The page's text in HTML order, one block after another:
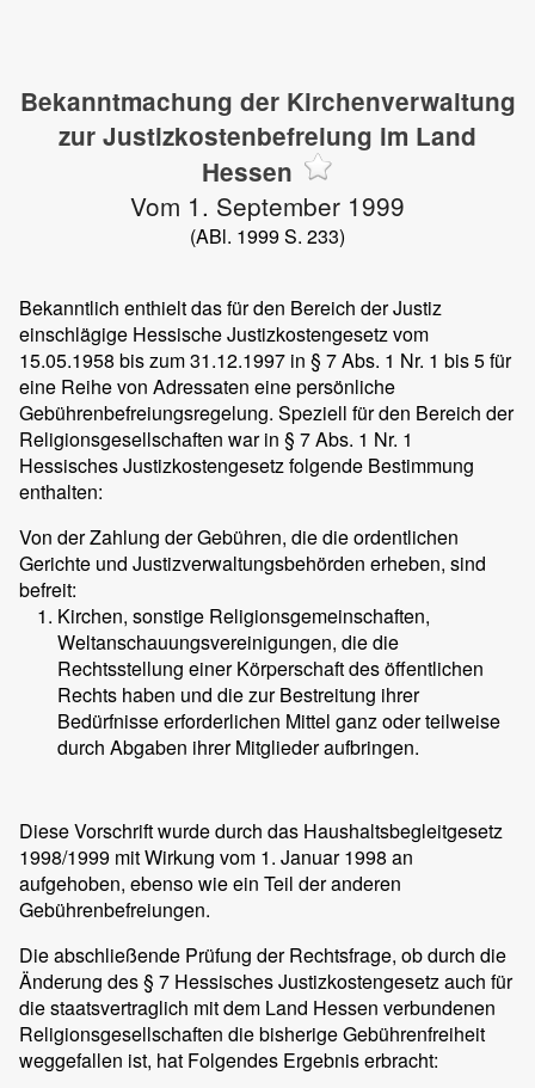
Bekanntmachung der Kirchenverwaltung
zur Justizkostenbefreiung im Land
Hessen
Vom 1. September 1999
(ABl. 1999 S. 233)
Bekanntlich enthielt das für den Bereich der Justiz
einschlägige Hessische Justizkostengesetz vom
15.05.1958 bis zum 31.12.1997 in § 7 Abs. 1 Nr. 1 bis 5 für
eine Reihe von Adressaten eine persönliche
Gebührenbefreiungsregelung. Speziell für den Bereich der
Religionsgesellschaften war in § 7 Abs. 1 Nr. 1
Hessisches Justizkostengesetz folgende Bestimmung
enthalten:
Von der Zahlung der Gebühren, die die ordentlichen
Gerichte und Justizverwaltungsbehörden erheben, sind
befreit:
Kirchen, sonstige Religionsgemeinschaften,
Weltanschauungsvereinigungen, die die
Rechtsstellung einer Körperschaft des öffentlichen
Rechts haben und die zur Bestreitung ihrer
Bedürfnisse erforderlichen Mittel ganz oder teilweise
durch Abgaben ihrer Mitglieder aufbringen.
Diese Vorschrift wurde durch das Haushaltsbegleitgesetz
1998/1999 mit Wirkung vom 1. Januar 1998 an
aufgehoben, ebenso wie ein Teil der anderen
Gebührenbefreiungen.
Die abschließende Prüfung der Rechtsfrage, ob durch die
Änderung des § 7 Hessisches Justizkostengesetz auch für
die staatsvertraglich mit dem Land Hessen verbundenen
Religionsgesellschaften die bisherige Gebührenfreiheit
weggefallen ist, hat Folgendes Ergebnis erbracht: